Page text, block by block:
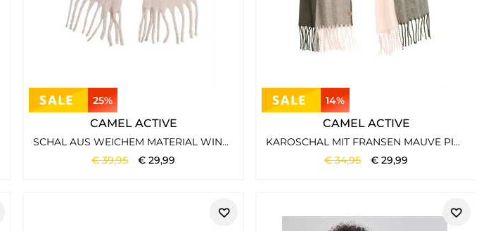
25%
CAMEL ACTIVE
SCHAL AUS WEICHEM MATERIAL WINTER BERRY
€39,95 €29,99
14%
CAMEL ACTIVE
KAROSCHAL MIT FRANSEN MAUVE PINK
€34,95 €29,99